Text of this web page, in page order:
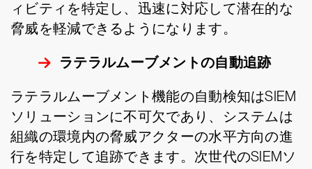
ィビティを特定し、迅速に対応して潜在的な
脅威を軽減できるようになります。
ラテラルムーブメントの自動追跡
ラテラルムーブメント機能の自動検知はSIEM
ソリューションに不可欠であり、システムは
組織の環境内の脅威アクターの水平方向の進
行を特定して追跡できます。次世代のSIEMソ